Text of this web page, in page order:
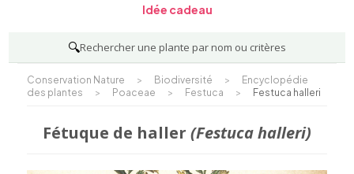
Idée cadeau
🔍Rechercher une plante par nom ou critères
Conservation Nature > Biodiversité >
Encyclopédie
des plantes
> Poaceae > Festuca > Festuca halleri
Fétuque de haller (Festuca halleri)